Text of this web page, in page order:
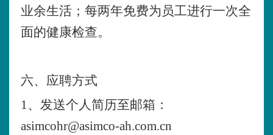
业余生活；每两年免费为员工进行一次全
面的健康检查。
六、应聘方式
1、发送个人简历至邮箱：
asimcohr@asimco-ah.com.cn